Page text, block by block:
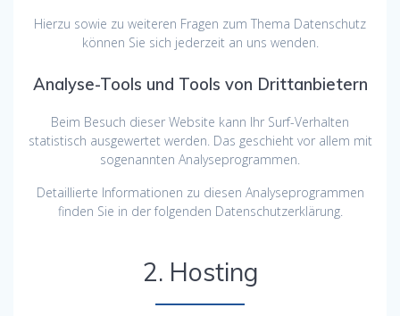
Hierzu sowie zu weiteren Fragen zum Thema Datenschutz
können Sie sich jederzeit an uns wenden.
Analyse-Tools und Tools von Dritt­anbietern
Beim Besuch dieser Website kann Ihr Surf-Verhalten
statistisch ausgewertet werden. Das geschieht vor allem mit
sogenannten Analyseprogrammen.
Detaillierte Informationen zu diesen Analyseprogrammen
finden Sie in der folgenden Datenschutzerklärung.
2. Hosting